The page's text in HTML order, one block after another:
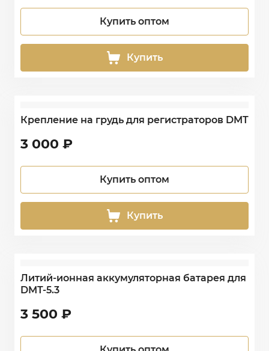
Купить оптом
Купить
Крепление на грудь для регистраторов DMT
3 000 ₽
Купить оптом
Купить
Литий-ионная аккумуляторная батарея для
DMT-5.3
3 500 ₽